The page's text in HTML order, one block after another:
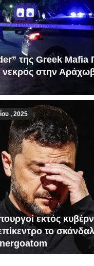
της Greek Mafia
νεκρός στην
, 2025
εκτός
το